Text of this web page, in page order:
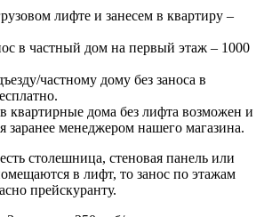
лифте и занесем в квартиру –
в частный дом на первый этаж – 1000
частному дому без заноса в
квартирные дома без лифта возможен и
заранее менеджером нашего магазина.
столешница, стеновая панель или
в лифт, то занос по этажам
прейскуранту.